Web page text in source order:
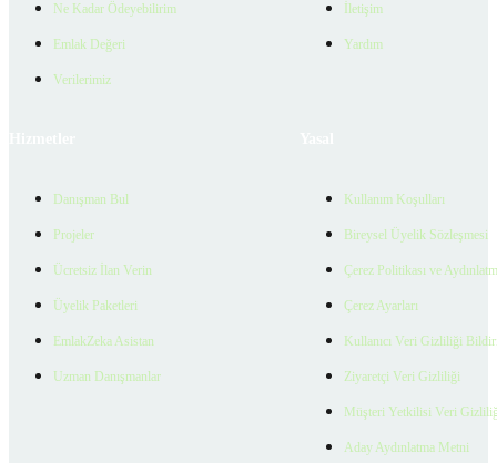
Ne Kadar Ödeyebilirim
Emlak Değeri
Verilerimiz
İletişim
Yardım
Danışman Bul
Projeler
Ücretsiz İlan Verin
Üyelik Paketleri
EmlakZeka Asistan
Uzman Danışmanlar
Kullanım Koşulları
Bireysel Üyelik Sözleşmesi
Çerez Politikası ve
Çerez Ayarları
Kullanıcı Veri Gizliliği
Ziyaretçi Veri Gizliliği
Müşteri Yetkilisi Veri
Aday Aydınlatma Metni